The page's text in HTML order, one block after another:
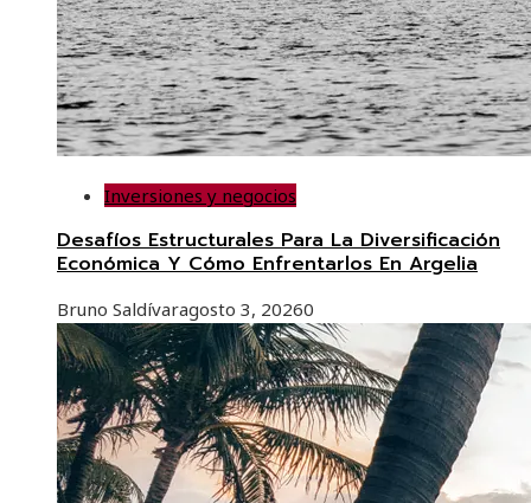
Inversiones y negocios
Desafíos Estructurales Para La Diversificación
Económica Y Cómo Enfrentarlos En Argelia
Bruno Saldívaragosto 3, 20260